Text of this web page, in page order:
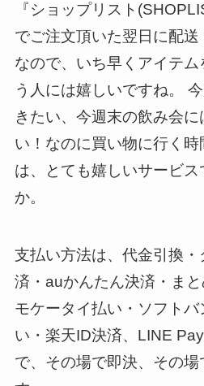
『ショップリスト
でご注文頂いた翌日に配送
なので、いち早くアイテ
う人には嬉しいですね。
きたい、今週末の飲み会
い！なのに買い物に行く
は、とても嬉しいサービス
か。
支払い方法は、代金引換
済・auかんたん決済・ま
モケータイ払い・ソフト
い・楽天ID決済、LINE
で、その場で即決、その